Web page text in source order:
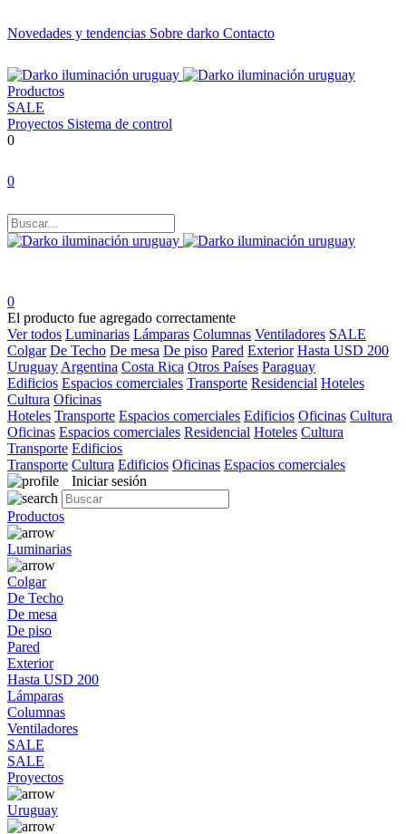
Novedades y tendencias Sobre darko Contacto
Productos
SALE
Proyectos Sistema de control
0
0
0
El producto fue agregado correctamente
Ver todos Luminarias Lámparas Columnas Ventiladores SALE
Colgar De Techo De mesa De piso Pared Exterior Hasta USD 200
Uruguay Argentina Costa Rica Otros Países Paraguay
Edificios Espacios comerciales Transporte Residencial Hoteles
Cultura Oficinas
Hoteles Transporte Espacios comerciales Edificios Oficinas Cultura
Oficinas Espacios comerciales Residencial Hoteles Cultura
Transporte Edificios
Transporte Cultura Edificios Oficinas Espacios comerciales
Iniciar sesión
Productos
Luminarias
Colgar
De Techo
De mesa
De piso
Pared
Exterior
Hasta USD 200
Lámparas
Columnas
Ventiladores
SALE
SALE
Proyectos
Uruguay